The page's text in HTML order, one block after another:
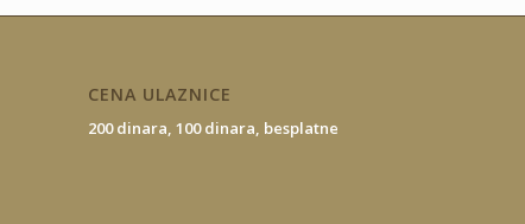
CENA ULAZNICE
200 dinara, 100 dinara, besplatne